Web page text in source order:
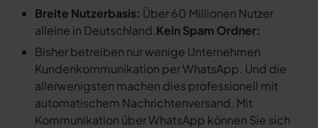
Breite Nutzerbasis: Über 60 Millionen Nutzer
alleine in Deutschland.Kein Spam Ordner:
Bisher betreiben nur wenige Unternehmen
Kundenkommunikation per WhatsApp. Und die
allerwenigsten machen dies professionell mit
automatischem Nachrichtenversand. Mit
Kommunikation über WhatsApp können Sie sich